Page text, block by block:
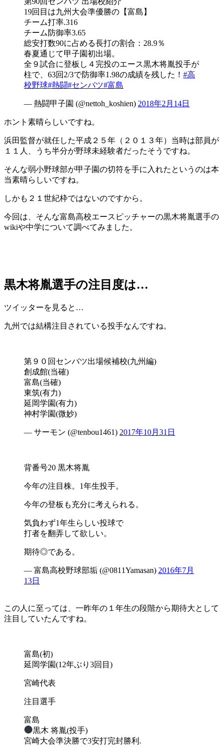
19回目は九州大会準優勝の【富島】
チーム打率.316
チーム防御率3.65
総安打数90に占める長打の割合：28.9％
春夏通じて甲子園初出場。
全９試合に登板し４完投のエース黒木将胤投手が
柱で、63回2/3で防御率1.98の成績を残した！ #高
校野球#熱闘#センバツ#富島
— 熱闘甲子園 (@nettoh_koshien) 2018年2月14日
ホント素晴らしいですね。
浜田監督が就任した平成２５年（２０１３年）当時は部員が
１１人、うち半分が野球未経験者だったそうですね。
そんな弱小野球部が甲子園の切符を手に入れたというのは本
当素晴らしいですね。
しかも２１世紀枠ではないのですから。
今回は、そんな富島高校エースピッチャーの黒木将胤選手の
wikiや中学について調べてみました。
黒木将胤選手の注目度は…
ツイッターを見ると…
九州では結構注目されている投手なんですね。
第９０回センバツ出場候補校(九州編)
創成館(当確)
富島(当確)
東筑(有力)
延岡学園(有力)
神村学園(微妙)
— サーモン (@tenbou1461) 2017年10月31日
背番号20 黒木将胤
今年の注目株。1年生投手。
今年の登板も充分に考えられる。
気負わず1年生らしい投球で
打者を翻弄して欲しい。
期待◎である。
— 富島高校野球部垢 (@0811Yamasan) 2016年7月
13日
この人に至っては、一昨年の１年生の段階から期待大として
注目していたんですね。
富島(初)
延岡学園(12年ぶり3回目)
宮崎代表
注目選手
富島
黒木 将胤(投手)
宮崎大会準決勝で3安打完封勝利.